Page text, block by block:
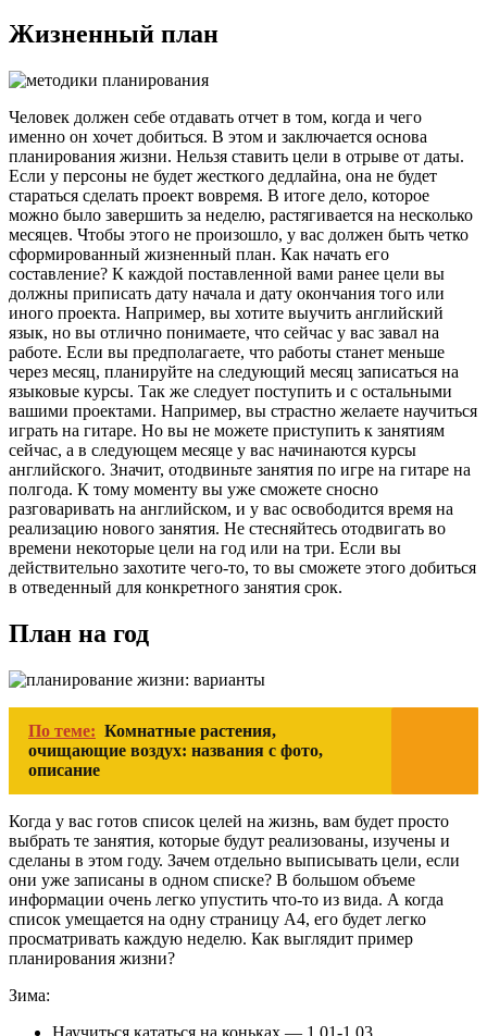
Жизненный план
Человек должен себе отдавать отчет в том, когда и чего
именно он хочет добиться. В этом и заключается основа
планирования жизни. Нельзя ставить цели в отрыве от даты.
Если у персоны не будет жесткого дедлайна, она не будет
стараться сделать проект вовремя. В итоге дело, которое
можно было завершить за неделю, растягивается на несколько
месяцев. Чтобы этого не произошло, у вас должен быть четко
сформированный жизненный план. Как начать его
составление? К каждой поставленной вами ранее цели вы
должны приписать дату начала и дату окончания того или
иного проекта. Например, вы хотите выучить английский
язык, но вы отлично понимаете, что сейчас у вас завал на
работе. Если вы предполагаете, что работы станет меньше
через месяц, планируйте на следующий месяц записаться на
языковые курсы. Так же следует поступить и с остальными
вашими проектами. Например, вы страстно желаете научиться
играть на гитаре. Но вы не можете приступить к занятиям
сейчас, а в следующем месяце у вас начинаются курсы
английского. Значит, отодвиньте занятия по игре на гитаре на
полгода. К тому моменту вы уже сможете сносно
разговаривать на английском, и у вас освободится время на
реализацию нового занятия. Не стесняйтесь отодвигать во
времени некоторые цели на год или на три. Если вы
действительно захотите чего-то, то вы сможете этого добиться
в отведенный для конкретного занятия срок.
План на год
По теме: Комнатные растения,
очищающие воздух: названия с фото,
описание
Когда у вас готов список целей на жизнь, вам будет просто
выбрать те занятия, которые будут реализованы, изучены и
сделаны в этом году. Зачем отдельно выписывать цели, если
они уже записаны в одном списке? В большом объеме
информации очень легко упустить что-то из вида. А когда
список умещается на одну страницу А4, его будет легко
просматривать каждую неделю. Как выглядит пример
планирования жизни?
Зима:
Научиться кататься на коньках — 1.01-1.03.